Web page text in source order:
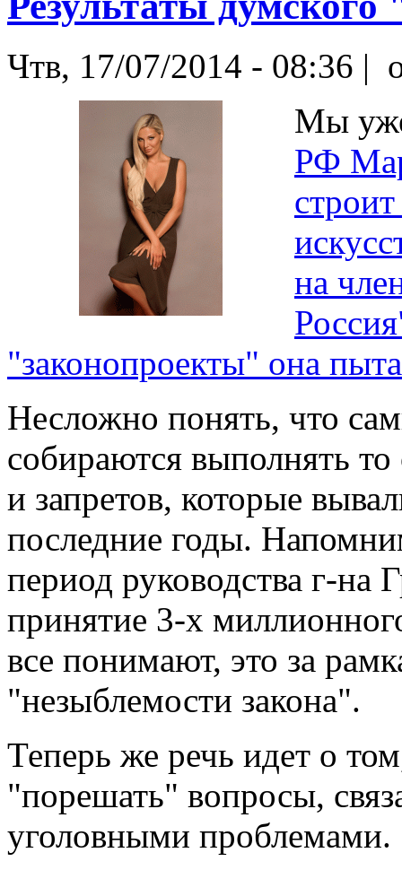
Чтв, 17/07/2014 - 08:36 |
Мы
РФ
на
"законопроекты" она
Несложно понять, что
собираются выполнять
и запретов, которые
последние годы.
период руководства г-на
принятие 3-х
все понимают, это за
"незыблемости закона".
Теперь же речь идет о
"порешать" вопросы,
уголовными проблемами.